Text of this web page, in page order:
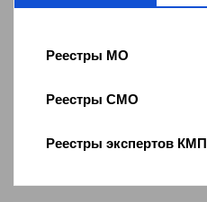
Реестры МО
Реестры СМО
Реестры экспертов КМП